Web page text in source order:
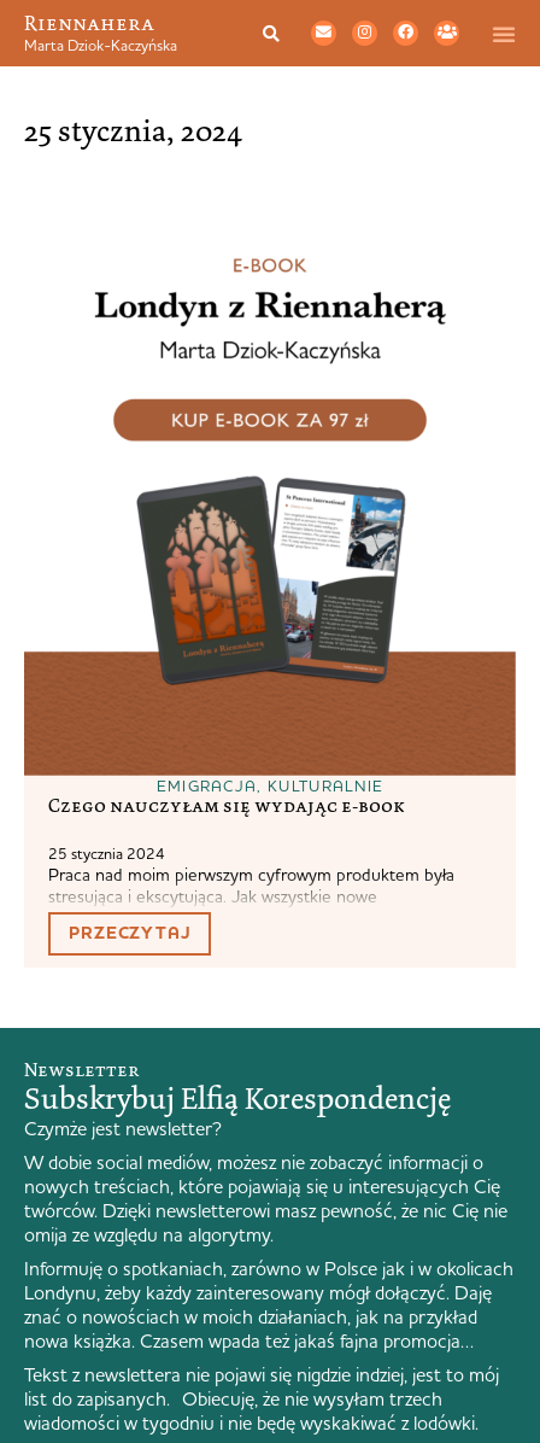
Riennahera
Marta Dziok-Kaczyńska
25 stycznia, 2024
EMIGRACJA KULTURALNIE
Czego nauczyłam się wydając e-book
25 stycznia 2024
Praca nad moim pierwszym cyfrowym produktem była
stresująca i ekscytująca. Jak wszystkie nowe
inicjatywy.Stanowiła dla mnie absolutną nowość, robienie
czegoś samej (w sensie, samej jako twarz produktu, bo
przecież miałam osoby wykonujące dla mnie poszczególne
czegoś za realne pieniądze to...
PRZECZYTAJ
Newsletter
Subskrybuj Elfią Korespondencję
Czymże jest newsletter?
W dobie social mediów, możesz nie zobaczyć informacji o
nowych treściach, które pojawiają się u interesujących Cię
twórców. Dzięki newsletterowi masz pewność, że nic Cię nie
omija ze względu na algorytmy.
Informuję o spotkaniach, zarówno w Polsce jak i w okolicach
Londynu, żeby każdy zainteresowany mógł dołączyć. Daję
znać o nowościach w moich działaniach, jak na przykład
nowa książka. Czasem wpada też jakaś fajna promocja…
Tekst z newslettera nie pojawi się nigdzie indziej, jest to mój
list do zapisanych. Obiecuję, że nie wysyłam trzech
wiadomości w tygodniu i nie będę wyskakiwać z lodówki.